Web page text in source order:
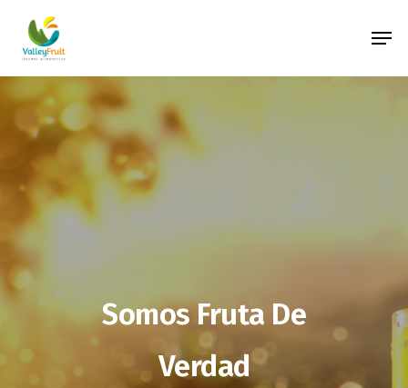
Hit enter to search or ESC to close
Somos Fruta De
Verdad